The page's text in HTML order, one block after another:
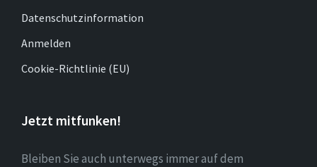
Datenschutzinformation
Anmelden
Cookie-Richtlinie (EU)
Jetzt mitfunken!
Bleiben Sie auch unterwegs immer auf dem